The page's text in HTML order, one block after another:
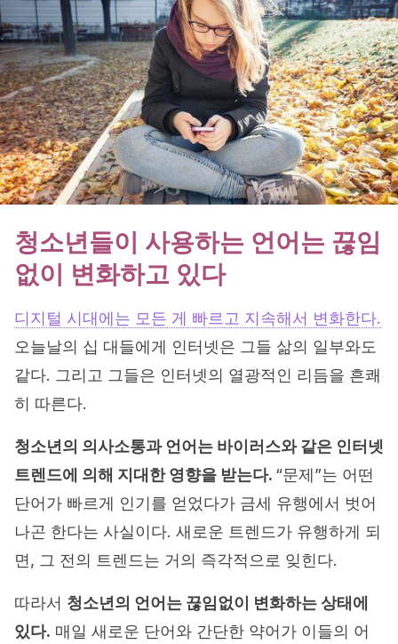
청소년들이 사용하는 언어는 끊임
없이 변화하고 있다
디지털 시대에는 모든 게 빠르고 지속해서 변화한다.
오늘날의 십 대들에게 인터넷은 그들 삶의 일부와도
같다. 그리고 그들은 인터넷의 열광적인 리듬을 흔쾌
히 따른다.
청소년의 의사소통과 언어는 바이러스와 같은 인터넷
트렌드에 의해 지대한 영향을 받는다. “문제”는 어떤
단어가 빠르게 인기를 얻었다가 금세 유행에서 벗어
나곤 한다는 사실이다. 새로운 트렌드가 유행하게 되
면, 그 전의 트렌드는 거의 즉각적으로 잊힌다.
따라서 청소년의 언어는 끊임없이 변화하는 상태에
있다. 매일 새로운 단어와 간단한 약어가 이들의 어